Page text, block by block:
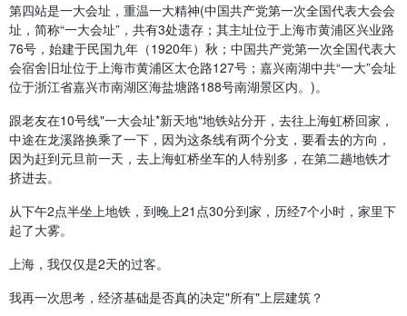
第四站是一大会址，重温一大精神(中国共产党第一次全国代表大会会
址，简称“一大会址”，共有3处遗存；其主址位于上海市黄浦区兴业路
76号，始建于民国九年（1920年）秋；中国共产党第一次全国代表大
会宿舍旧址位于上海市黄浦区太仓路127号；嘉兴南湖中共“一大”会址
位于浙江省嘉兴市南湖区海盐塘路188号南湖景区内。)。
跟老友在10号线"一大会址*新天地"地铁站分开，去往上海虹桥回家，
中途在龙溪路换乘了一下，因为这条线有两个分支，要看去的方向，
因为赶到元旦前一天，去上海虹桥坐车的人特别多，在第二趟地铁才
挤进去。
从下午2点半坐上地铁，到晚上21点30分到家，历经7个小时，家里下
起了大雾。
上海，我仅仅是2天的过客。
我再一次思考，经济基础是否真的决定"所有"上层建筑？